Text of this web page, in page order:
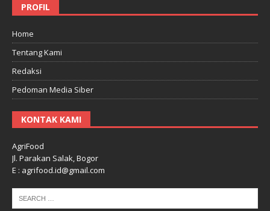
PROFIL
Home
Tentang Kami
Redaksi
Pedoman Media Siber
KONTAK KAMI
AgriFood
Jl. Parakan Salak, Bogor
E : agrifood.id@gmail.com